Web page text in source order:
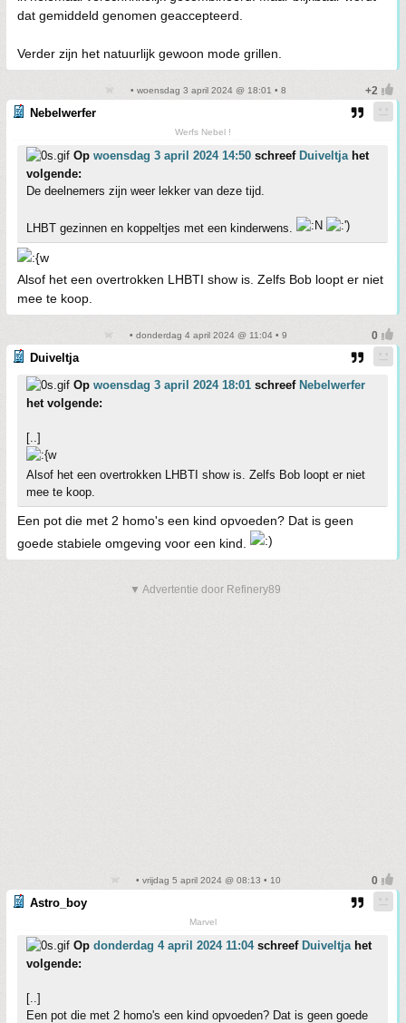
dat gemiddeld genomen geaccepteerd.
Verder zijn het natuurlijk gewoon mode grillen.
• woensdag 3 april 2024 @ 18:01 • 8
Nebelwerfer
Werfs Nebel !
Op woensdag 3 april 2024 14:50 schreef Duiveltjahet
volgende:
De deelnemers zijn weer lekker van deze tijd.
LHBT gezinnen en koppeltjes met een kinderwens.
Alsof het een overtrokken LHBTI show is. Zelfs Bob loopt er niet
mee te koop.
• donderdag 4 april 2024 @ 11:04 • 9
Duiveltja
Op woensdag 3 april 2024 18:01 schreef Nebelwerfer
het volgende:
[..]
Alsof het een overtrokken LHBTI show is. Zelfs Bob loopt er niet
mee te koop.
Een pot die met 2 homo's een kind opvoeden? Dat is geen
goede stabiele omgeving voor een kind.
▼ Advertentie door Refinery89
• vrijdag 5 april 2024 @ 08:13 • 10
Astro_boy
Marvel
Op donderdag 4 april 2024 11:04schreef Duiveltjahet
volgende:
[..]
Een pot die met 2 homo's een kind opvoeden? Dat is geen goede